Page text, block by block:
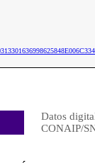
Datos
CONAIP/